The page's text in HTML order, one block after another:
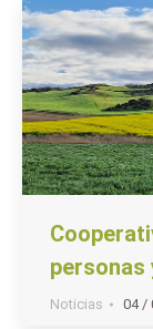
personas
Noticias 04 /